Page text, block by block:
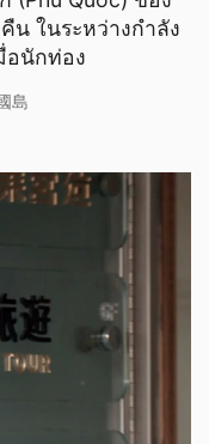
น ในระหว่างกำลัง
อนักท่อง
島